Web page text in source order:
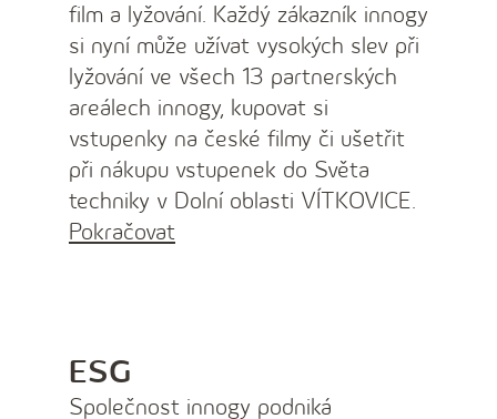
film a lyžování. Každý zákazník innogy
si nyní může užívat vysokých slev při
lyžování ve všech 13 partnerských
areálech innogy, kupovat si
vstupenky na české filmy či ušetřit
při nákupu vstupenek do Světa
techniky v Dolní oblasti VÍTKOVICE.
Pokračovat
ESG
Společnost innogy podniká